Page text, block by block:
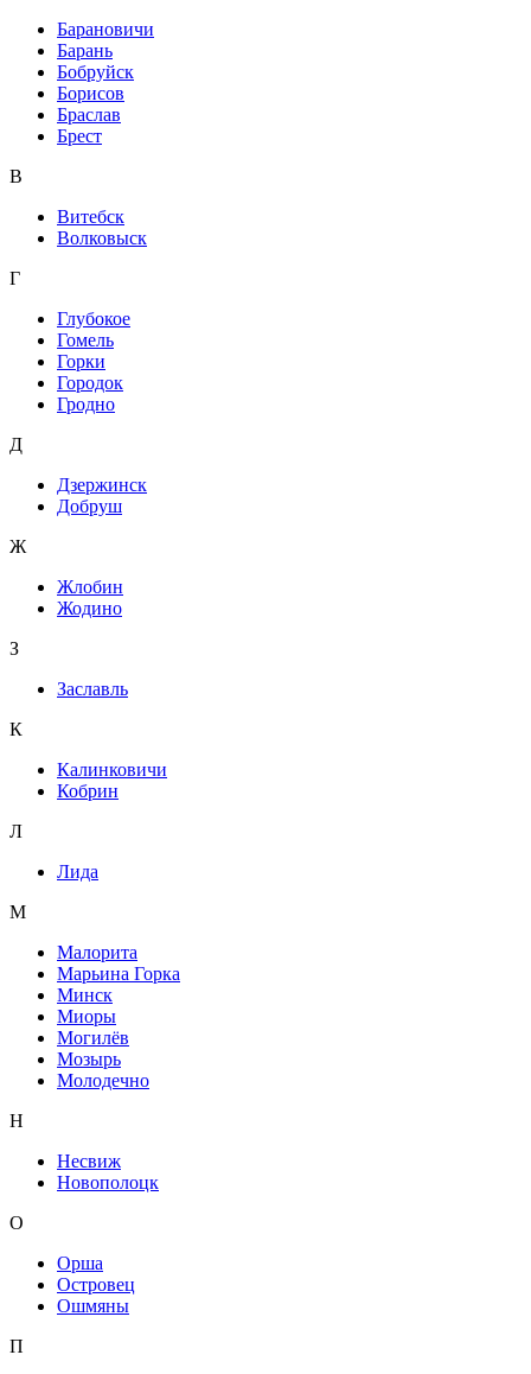
Барановичи
Барань
Бобруйск
Борисов
Браслав
Брест
В
Витебск
Волковыск
Г
Глубокое
Гомель
Горки
Городок
Гродно
Д
Дзержинск
Добруш
Ж
Жлобин
Жодино
З
Заславль
К
Калинковичи
Кобрин
Л
Лида
М
Малорита
Марьина Горка
Минск
Миоры
Могилёв
Мозырь
Молодечно
Н
Несвиж
Новополоцк
О
Орша
Островец
Ошмяны
П